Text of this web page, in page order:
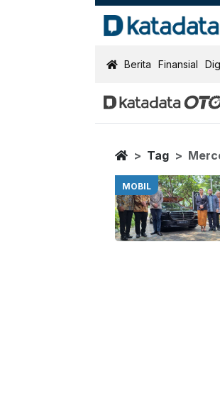
KatadataOTO
Berita Finansial
Berita
Home
Tag
MOBIL